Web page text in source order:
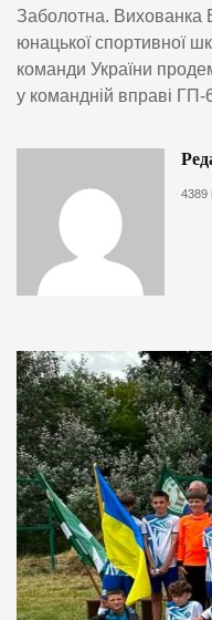
Заболотна. Вихованка
юнацької спортивної
команди України
у командній вправі
4389